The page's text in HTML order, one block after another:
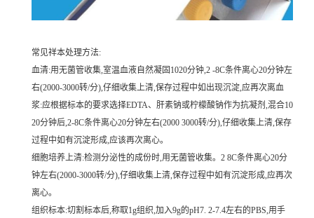
常见祥本处理方法:
血清:用无菌管收集,室温血液自然凝固1020分钟,2 -8C条件离心20分钟左
右(2000-3000转/分),仔细收集上清,保存过程中如出现沉淀,应再次离血
浆:应根据标本的要求选择EDTA、肝素钠或柠檬酸钠作为抗凝剂,混合10
20分钟后,2-8C条件离心20分钟左右(2000 3000转/分),仔细收集上清,保存
过程中如有沉淀形成,应该再次离心。
细胞培养上清:检测分泌性的成份时,用无菌管收集。2 8C条件离心20分
钟左右(2000-3000转/分),仔细收集上清,保存过程中如有沉淀形成,应再次
离心。
组织标本:切割标本后,称取1g组织,加入9g的pH7. 2-7.4左右的PBS,用手